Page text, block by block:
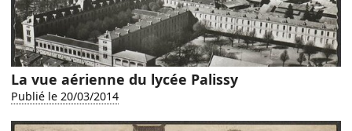
La vue aérienne du lycée Palissy
Publié le 20/03/2014